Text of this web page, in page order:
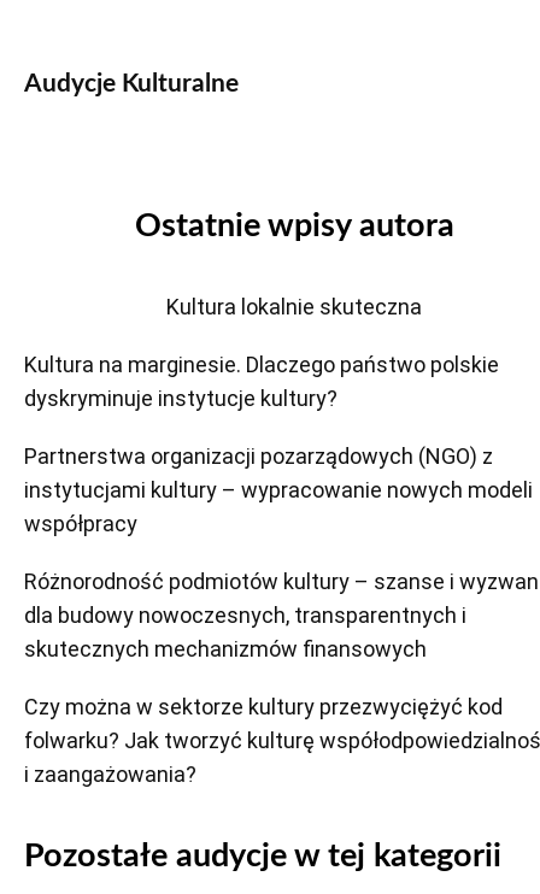
Audycje Kulturalne
Ostatnie wpisy autora
Kultura lokalnie skuteczna
Kultura na marginesie. Dlaczego państwo polskie
dyskryminuje instytucje kultury?
Partnerstwa organizacji pozarządowych (NGO) z
instytucjami kultury – wypracowanie nowych modeli
współpracy
Różnorodność podmiotów kultury – szanse i
dla budowy nowoczesnych, transparentnych i
skutecznych mechanizmów finansowych
Czy można w sektorze kultury przezwyciężyć kod
folwarku? Jak tworzyć kulturę
i zaangażowania?
Pozostałe audycje w tej kategorii